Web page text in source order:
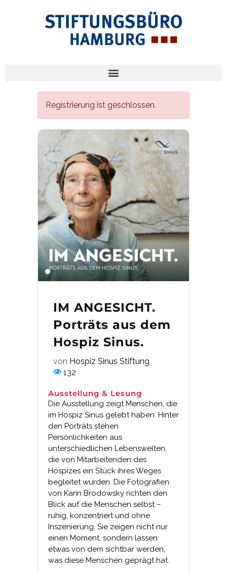
Registrierung ist geschlossen.
IM ANGESICHT.
Porträts aus dem
Hospiz Sinus.
von Hospiz Sinus Stiftung
132
Ausstellung & Lesung
Die Ausstellung zeigt Menschen, die
im Hospiz Sinus gelebt haben. Hinter
den Porträts stehen
Persönlichkeiten aus
unterschiedlichen Lebenswelten,
die von Mitarbeitenden des
Hospizes ein Stück ihres Weges
begleitet wurden. Die Fotografien
von Karin Brodowsky richten den
Blick auf die Menschen selbst –
ruhig, konzentriert und ohne
Inszenierung. Sie zeigen nicht nur
einen Moment, sondern lassen
etwas von dem sichtbar werden,
was diese Menschen geprägt hat.